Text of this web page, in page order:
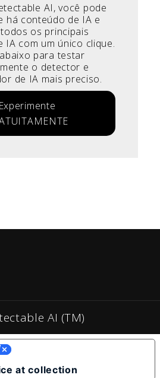
AI, você pode
há conteúdo de IA e
os principais
IA com um único clique.
para testar
o detector e
de IA mais preciso.
Experimente
AI (TM)
at collection